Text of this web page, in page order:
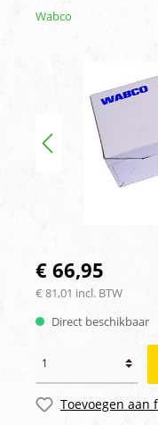
Wabco
€ 66,95
€ 81,01 incl. BTW
Direct beschikbaar
Toevoegen aan